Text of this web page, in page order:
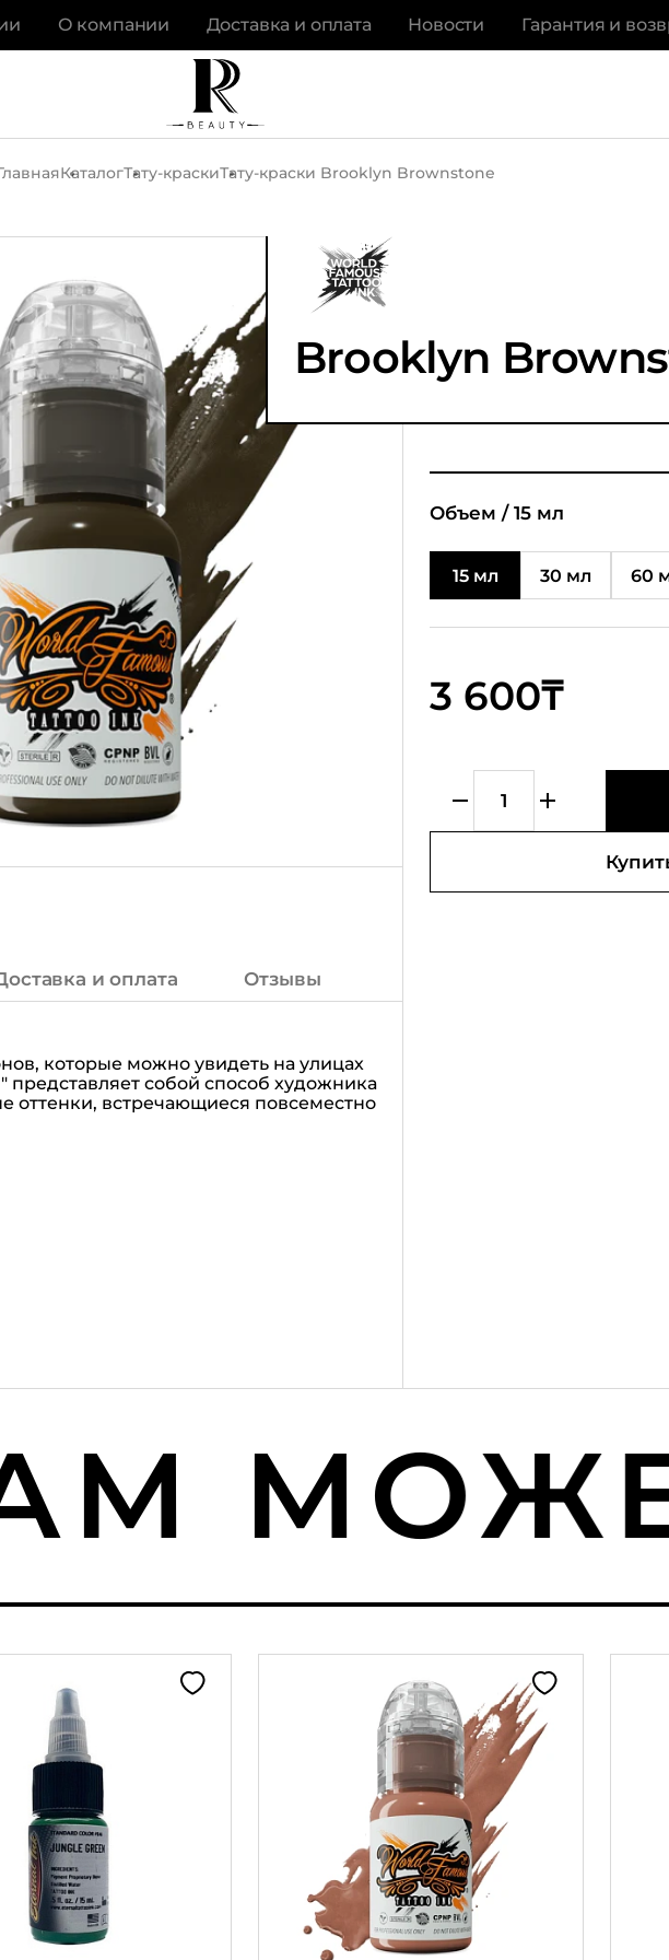
О компании Доставка и оплата Новости Гарантия и
КаталогТату-краскиТату-краски Brooklyn Brownstone
Brooklyn
Объем / 15 мл
15 мл 30 мл 60
3 600₸
и оплата Отзывы
которые можно увидеть на улицах
собой способ художника
оттенки, встречающиеся повсеместно